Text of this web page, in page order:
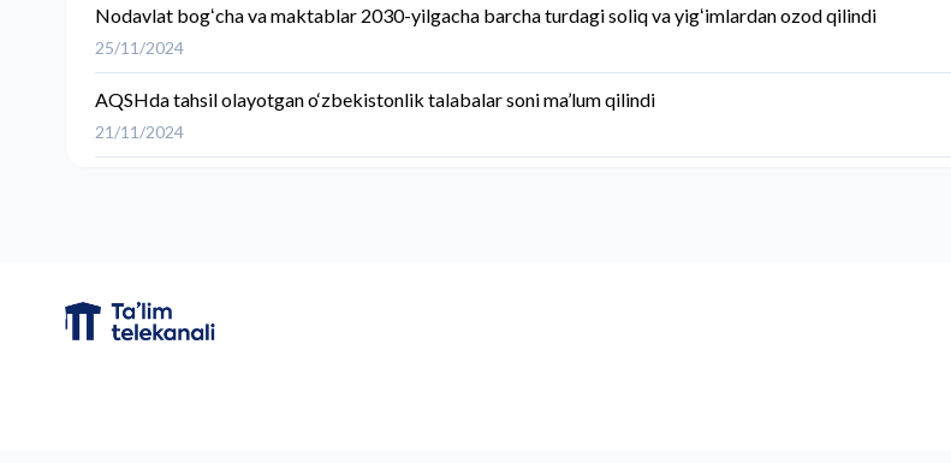
Nodavlat bogʻcha va maktablar 2030-yilgacha barcha turdagi soliq va yigʻimlardan ozod qilindi
25/11/2024
AQSHda tahsil olayotgan o‘zbekistonlik talabalar soni ma’lum qilindi
21/11/2024